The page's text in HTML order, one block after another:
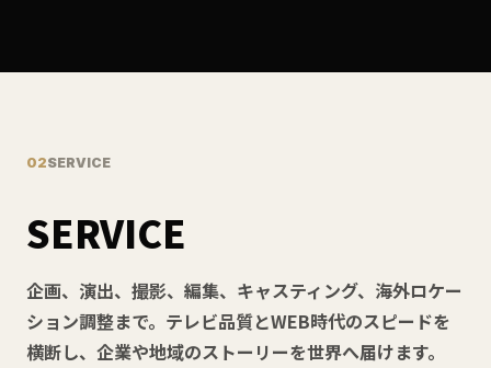
02SERVICE
SERVICE
企画、演出、撮影、編集、キャスティング、海外ロケー
ション調整まで。テレビ品質とWEB時代のスピードを
横断し、企業や地域のストーリーを世界へ届けます。